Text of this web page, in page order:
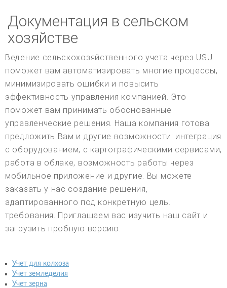
Документация в сельском
хозяйстве
Ведение сельскохозяйственного учета через USU
поможет вам автоматизировать многие процессы,
минимизировать ошибки и повысить
эффективность управления компанией. Это
поможет вам принимать обоснованные
управленческие решения. Наша компания готова
предложить Вам и другие возможности: интеграция
с оборудованием, с картографическими сервисами,
работа в облаке, возможность работы через
мобильное приложение и другие. Вы можете
заказать у нас создание решения,
адаптированного под конкретную цель.
требования. Приглашаем вас изучить наш сайт и
загрузить пробную версию.
Учет для колхоза
Учет земледелия
Учет зерна